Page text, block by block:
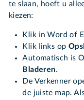
te slaan, hoeft u
kiezen:
Klik in Word of
Klik links op
Automatisch is
Bladeren.
De Verkenner
de juiste map.